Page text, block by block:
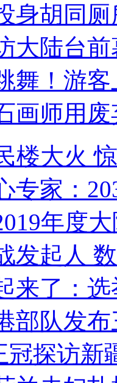
身胡同
大陆台
舞！游客
画师用
楼大火
专家：
年度
发起人
来了：
部队发
冠探访新